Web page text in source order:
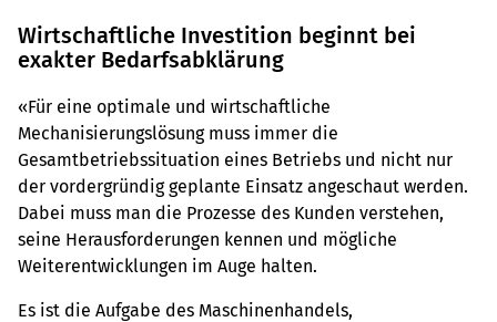
Wirtschaftliche Investition beginnt bei
exakter Bedarfsabklärung
«Für eine optimale und wirtschaftliche
Mechanisierungslösung muss immer die
Gesamtbetriebssituation eines Betriebs und nicht nur
der vordergründig geplante Einsatz angeschaut werden.
Dabei muss man die Prozesse des Kunden verstehen,
seine Herausforderungen kennen und mögliche
Weiterentwicklungen im Auge halten.
Es ist die Aufgabe des Maschinenhandels,